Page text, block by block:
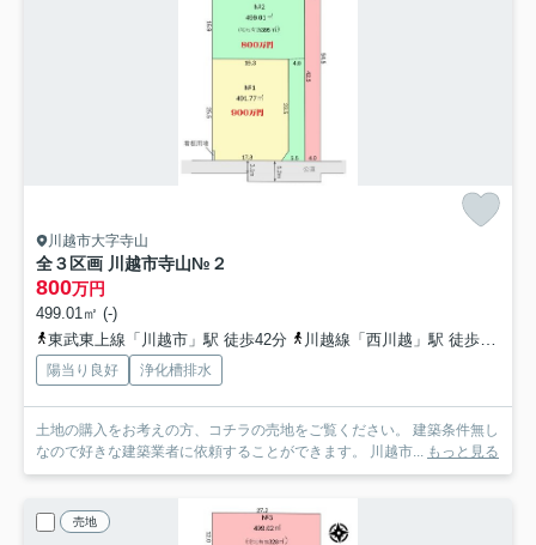
川越市大字寺山
全３区画 川越市寺山№２
800万円
499.01㎡ (-)
東武東上線「川越市」駅 徒歩42分
川越線「西川越」駅 徒歩34分
陽当り良好 浄化槽排水
土地の購入をお考えの方、コチラの売地をご覧ください。 建築条件無し
なので好きな建築業者に依頼することができます。 川越市...
もっと見る
売地